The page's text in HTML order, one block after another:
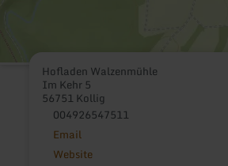
Hofladen Walzenmühle
Im Kehr 5
56751 Kollig
004926547511
Email
Website